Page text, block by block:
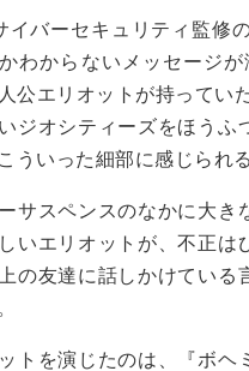
イバーセキュリティ監修
わからないメッセージ
公エリオットが持ってい
ジオシティーズをほうふ
ういった細部に感じられ
サスペンスのなかに大き
いエリオットが、不正は
の友達に話しかけている
トを演じたのは、『ボヘ